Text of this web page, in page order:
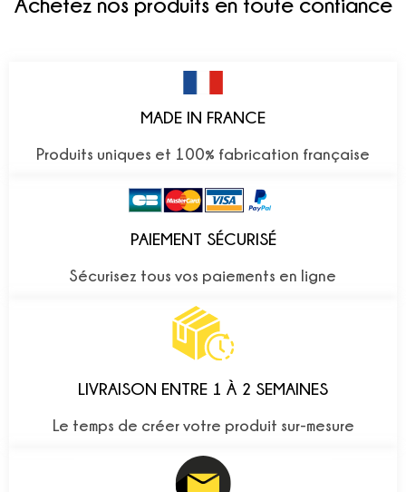
MADE IN FRANCE
Produits uniques et 100% fabrication française
PAIEMENT SÉCURISÉ
Sécurisez tous vos paiements en ligne
LIVRAISON ENTRE 1 À 2 SEMAINES
Le temps de créer votre produit sur-mesure